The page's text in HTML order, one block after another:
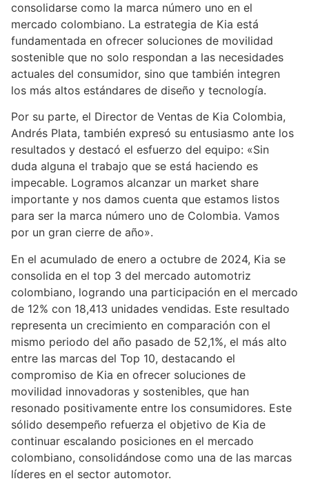
consolidarse como la marca número uno en el
mercado colombiano. La estrategia de Kia está
fundamentada en ofrecer soluciones de movilidad
sostenible que no solo respondan a las necesidades
actuales del consumidor, sino que también integren
los más altos estándares de diseño y tecnología.
Por su parte, el Director de Ventas de Kia Colombia,
Andrés Plata, también expresó su entusiasmo ante los
resultados y destacó el esfuerzo del equipo: «Sin
duda alguna el trabajo que se está haciendo es
impecable. Logramos alcanzar un market share
importante y nos damos cuenta que estamos listos
para ser la marca número uno de Colombia. Vamos
por un gran cierre de año».
En el acumulado de enero a octubre de 2024, Kia se
consolida en el top 3 del mercado automotriz
colombiano, logrando una participación en el mercado
de 12% con 18,413 unidades vendidas. Este resultado
representa un crecimiento en comparación con el
mismo periodo del año pasado de 52,1%, el más alto
entre las marcas del Top 10, destacando el
compromiso de Kia en ofrecer soluciones de
movilidad innovadoras y sostenibles, que han
resonado positivamente entre los consumidores. Este
sólido desempeño refuerza el objetivo de Kia de
continuar escalando posiciones en el mercado
colombiano, consolidándose como una de las marcas
líderes en el sector automotor.